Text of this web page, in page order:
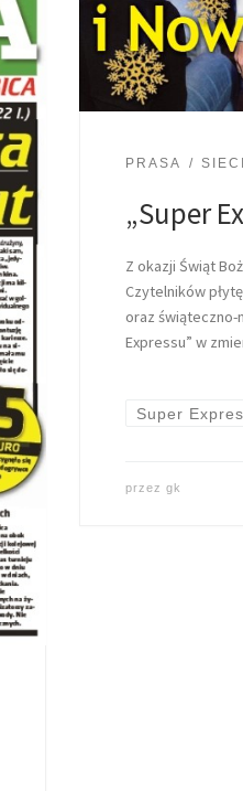
PRASA
„Super
Z okazji Świąt
Czytelników
oraz świąteczno-
Expressu” w
Super
przez gk